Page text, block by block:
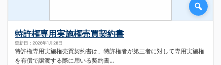
特許権専用実施権売買契約書
更新日：2026年1月28日
特許権専用実施権売買契約書は、特許権者が第三者に対して専用実施権
を有償で譲渡する際に用いる契約書...